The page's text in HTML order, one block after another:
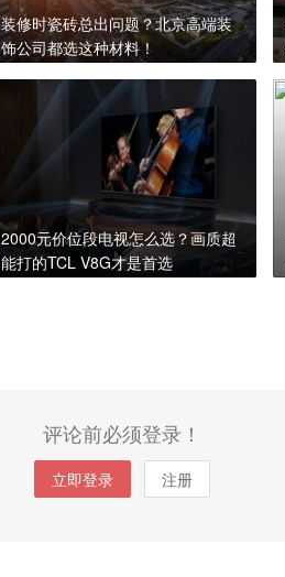
装修时瓷砖总出问题？北京高端装
饰公司都选这种材料！
2000元价位段电视怎么选？画质超
能打的TCL V8G才是首选
评论前必须登录！
立即登录 注册